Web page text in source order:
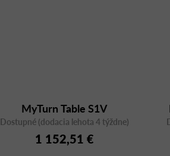
MyTurn Table S1V
Dostupné (dodacia lehota 4 týždne)
1 152,51 €